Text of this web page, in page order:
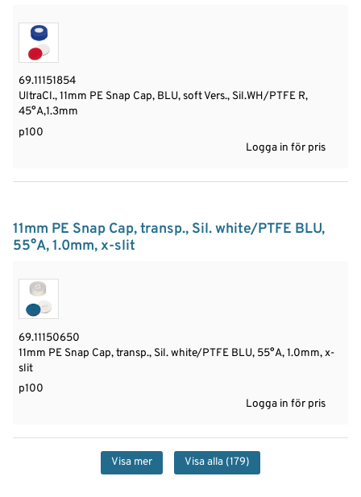
69.11151854
UltraCl., 11mm PE Snap Cap, BLU, soft Vers., Sil.WH/PTFE R,
45°A,1.3mm
p100
Logga in för pris
11mm PE Snap Cap, transp., Sil. white/PTFE BLU,
55°A, 1.0mm, x-slit
69.11150650
11mm PE Snap Cap, transp., Sil. white/PTFE BLU, 55°A, 1.0mm, x-
slit
p100
Logga in för pris
Visa mer Visa alla (179)